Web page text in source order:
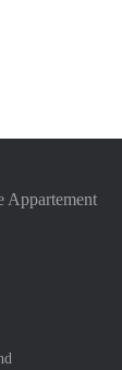
Appartement